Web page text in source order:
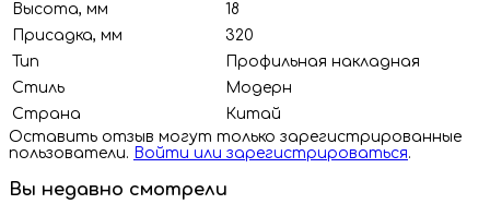
Высота, мм
18
Присадка, мм
320
Тип
Профильная накладная
Стиль
Модерн
Страна
Китай
Оставить отзыв могут только зарегистрированные
пользователи. Войти или зарегистрироваться.
Вы недавно смотрели